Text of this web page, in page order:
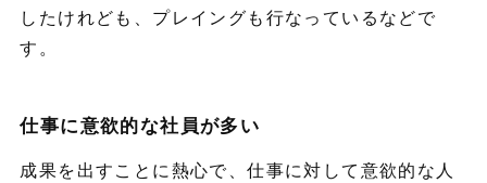
したけれども、プレイングも行なっているなどで
す。
仕事に意欲的な社員が多い
成果を出すことに熱心で、仕事に対して意欲的な人